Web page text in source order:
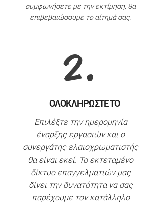
συμφωνήσετε με την εκτίμηση, θα
επιβεβαιώσουμε το αίτημά σας.
2.
ΟΛΟΚΛΗΡΩΣΤΕ ΤΟ
Επιλέξτε την ημερομηνία
έναρξης εργασιών και ο
συνεργάτης ελαιοχρωματιστής
θα είναι εκεί. Το εκτεταμένο
δίκτυο επαγγελματιών μας
δίνει την δυνατότητα να σας
παρέχουμε τον κατάλληλο